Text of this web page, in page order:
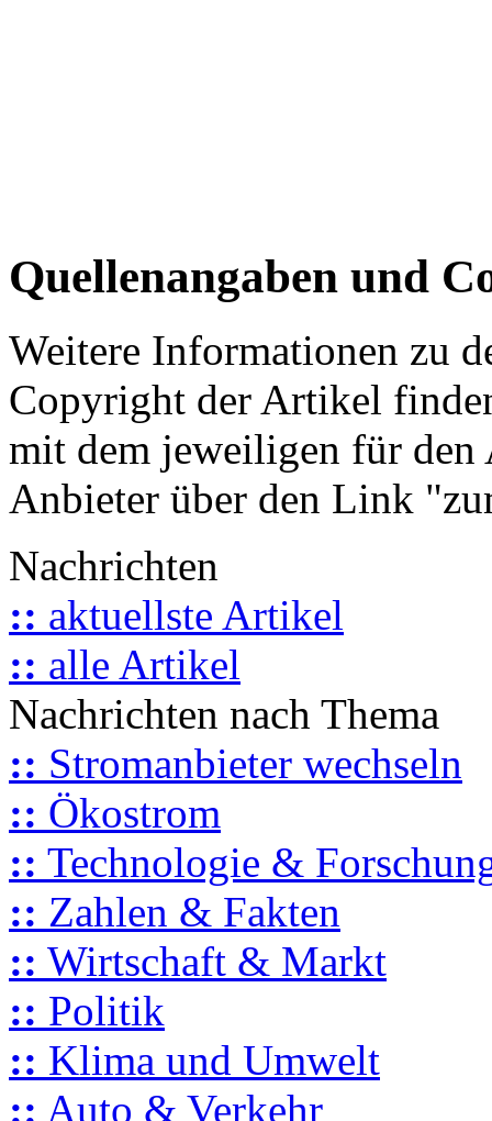
Quellenangaben und
Weitere Informationen zu
Copyright der Artikel
mit dem jeweiligen für
Anbieter über den Link
Nachrichten
:: aktuellste Artikel
:: alle Artikel
Nachrichten nach Thema
:: Stromanbieter wechseln
:: Ökostrom
:: Technologie &
:: Zahlen & Fakten
:: Wirtschaft & Markt
:: Politik
:: Klima und Umwelt
:: Auto & Verkehr